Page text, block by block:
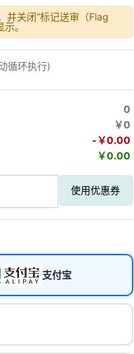
并关闭“标记送审（Flag
。
循环执行)
0
￥0
-￥0.00
￥0.00
使用优惠券
支付宝